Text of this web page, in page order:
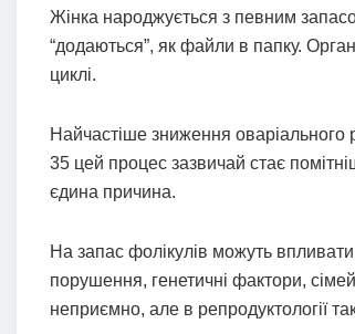
Жінка народжується з певним
“додаються”, як файли в папку.
циклі.
Найчастіше зниження оваріального
35 цей процес зазвичай стає
єдина причина.
На запас фолікулів можуть впливати
порушення, генетичні фактори,
неприємно, але в репродуктології